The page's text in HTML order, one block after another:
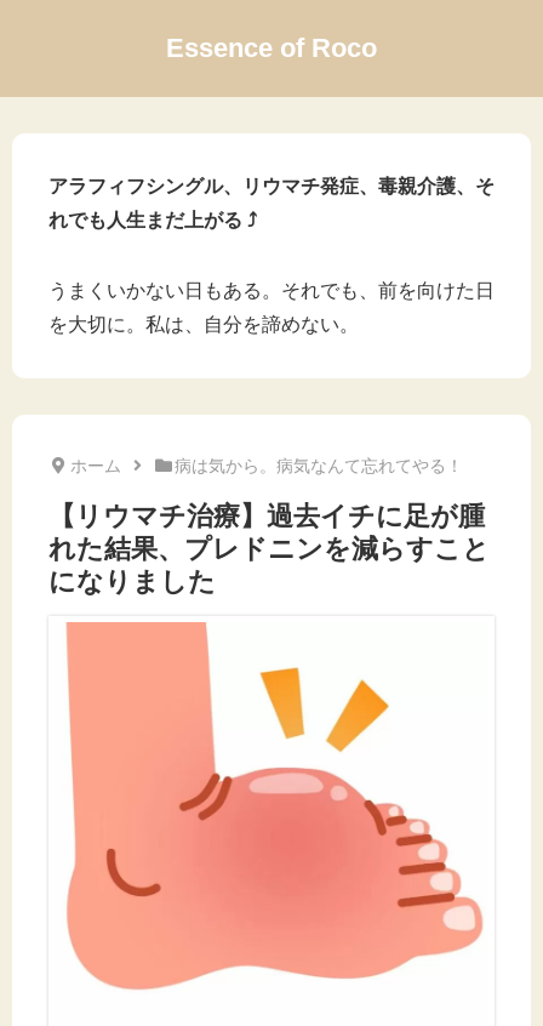
Essence of Roco
アラフィフシングル、リウマチ発症、毒親介護、そ
れでも人生まだ上がる ⤴
うまくいかない日もある。それでも、前を向けた日
を大切に。私は、自分を諦めない。
ホーム 病は気から。病気なんて忘れてやる！
【リウマチ治療】過去イチに足が腫
れた結果、プレドニンを減らすこと
になりました